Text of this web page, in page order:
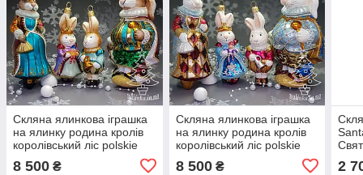
Скляна ялинкова іграшка
на ялинку родина кролів
королівський ліс polskie
8 500 ₴
Скляна ялинкова іграшка
на ялинку родина кролів
королівський ліс polskie
8 500₴ 2